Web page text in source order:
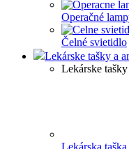
Operačné
Čelné svietidlo
Lekárske tašky a
Lekárske
Lekárska taška